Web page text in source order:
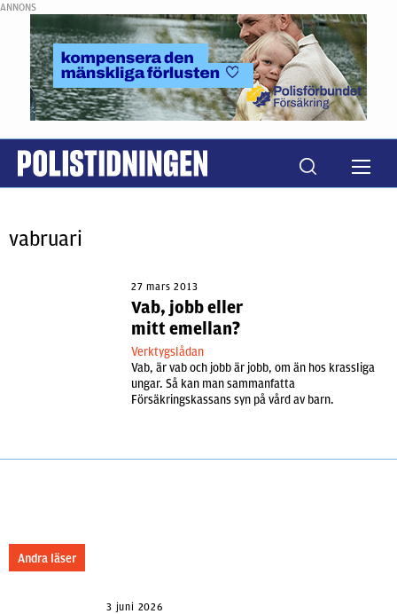
ANNONS
vabruari
27 mars 2013
Vab, jobb eller
mitt emellan?
Verktygslådan
Vab, är vab och jobb är jobb, om än hos krassliga
ungar. Så kan man sammanfatta
Försäkringskassans syn på vård av barn.
Andra läser
3 juni 2026